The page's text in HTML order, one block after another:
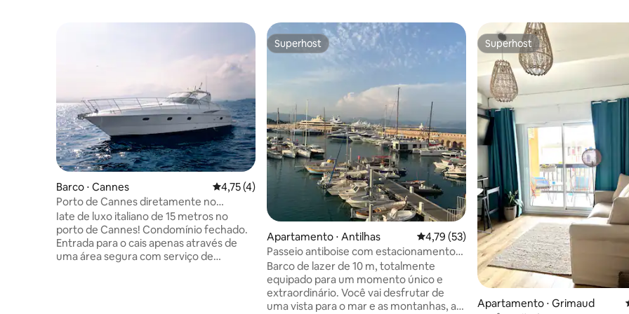
Barco ⋅ Cannes 4,75 de uma avaliação média de 5, 4 avaliações
4,75 (4)
Porto de Cannes diretamente no
Cassino
Iate de luxo italiano de 15 metros no
porto de Cannes! Condomínio fechado.
Entrada para o cais apenas através de
uma área segura com serviço de
Superhost
Superhost
Apartamento ⋅ Antilhas 4,79 de uma avaliação média de 5, 53
4,79 (53)
Passeio antiboise com estacionamento
gratuito
Barco de lazer de 10 m, totalmente
equipado para um momento único e
extraordinário. Você vai desfrutar de
uma vista para o mar e as montanhas, a
Superhost
Superhost
Apartamento ⋅ Grimaud